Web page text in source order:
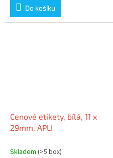
Do košíku
Cenové etikety, bílá, 11 x
29mm, APLI
Skladem (>5 box)